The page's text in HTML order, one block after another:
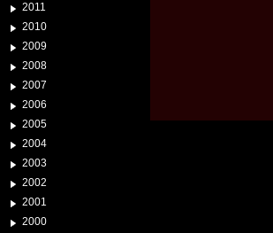
2011
2010
2009
2008
2007
2006
2005
2004
2003
2002
2001
2000